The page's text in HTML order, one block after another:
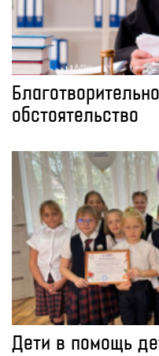
обстоятельство
Дети в помощь